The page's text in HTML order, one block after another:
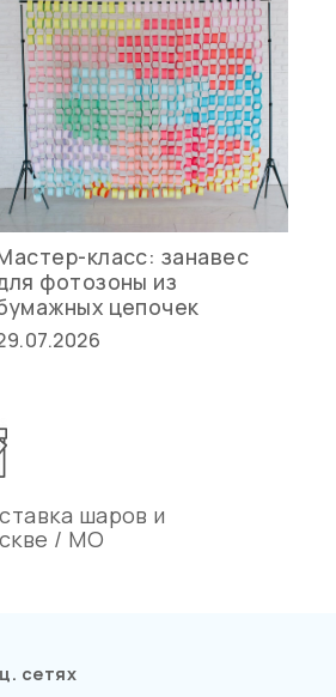
класс: занавес
фотозоны из
цепочек
шаров и
/ МО
сетях